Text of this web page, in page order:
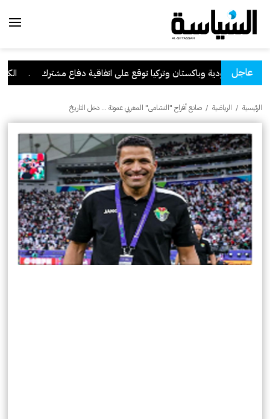
عاجل
السعودية وباكستان وتركيا توقع على اتفاقية دفاع مشترك . الكويت
الرئيسية / الرياضية / صانع أفراح "النشامى" المغربي عموتة … دخل التاريخ